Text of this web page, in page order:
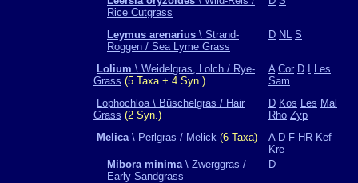
Rice Cutgrass
Leymus arenarius \ Strand-
Roggen / Sea Lyme Grass
D NL S
Lolium \ Weidelgras, Lolch / Rye-
Grass (5 Taxa + 4 Syn.)
A Cor D
Les
Sam
Lophochloa \ Büschelgras / Hair
Grass (2 Syn.)
D Kos Les Mal
Rho Zyp
Melica\ Perlgras / Melick (6 Taxa) A D F HR Kef
Kre
Mibora minima\ Zwerggras /
Early Sandgrass
D